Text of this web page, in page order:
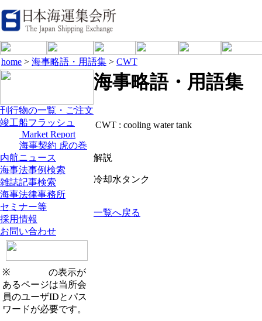
home > 海事略語・用語集 > CWT
刊行物の一覧・ご注文
竣工船フラッシュ
Market Report
海事契約 虎の巻
内航ニュース
海事法事例検索
雑誌記事検索
海事法律事務所
セミナー等
採用情報
お問い合わせ
※
の表示が
あるページは当所会
員のユーザIDとパス
ワードが必要です。
海事略語・用語集
CWT : cooling water tank
解説
冷却水タンク
一覧へ戻る